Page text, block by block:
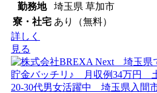
勤務地
埼玉県 草加市
寮・社宅 あり（無料）
詳しく
見る